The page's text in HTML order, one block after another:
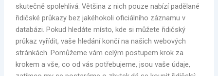
skutečně spolehlivá. Většina z nich pouze nabízí padělané
řidičské průkazy bez jakéhokoli oficiálního záznamu v
databázi. Pokud hledáte místo, kde si můžete řidičský
průkaz vyřídit, vaše hledání končí na našich webových
stránkách. Pomůžeme vám celým postupem krok za
krokem a vše, co od vás potřebujeme, jsou vaše údaje,